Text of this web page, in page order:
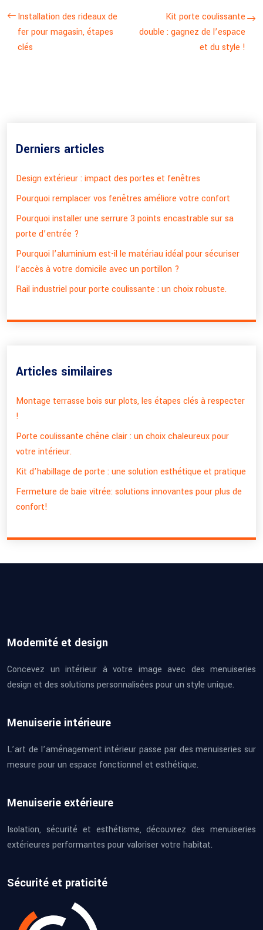
Installation des rideaux de
fer pour magasin, étapes
clés
Kit porte coulissante
double : gagnez de l’espace
et du style !
Derniers articles
Design extérieur : impact des portes et fenêtres
Pourquoi remplacer vos fenêtres améliore votre confort
Pourquoi installer une serrure 3 points encastrable sur sa
porte d’entrée ?
Pourquoi l’aluminium est-il le matériau idéal pour sécuriser
l’accès à votre domicile avec un portillon ?
Rail industriel pour porte coulissante : un choix robuste.
Articles similaires
Montage terrasse bois sur plots, les étapes clés à respecter
!
Porte coulissante chêne clair : un choix chaleureux pour
votre intérieur.
Kit d’habillage de porte : une solution esthétique et pratique
Fermeture de baie vitrée: solutions innovantes pour plus de
confort!
Modernité et design
Concevez un intérieur à votre image avec des menuiseries
design et des solutions personnalisées pour un style unique.
Menuiserie intérieure
L’art de l’aménagement intérieur passe par des menuiseries sur
mesure pour un espace fonctionnel et esthétique.
Menuiserie extérieure
Isolation, sécurité et esthétisme, découvrez des menuiseries
extérieures performantes pour valoriser votre habitat.
Sécurité et praticité